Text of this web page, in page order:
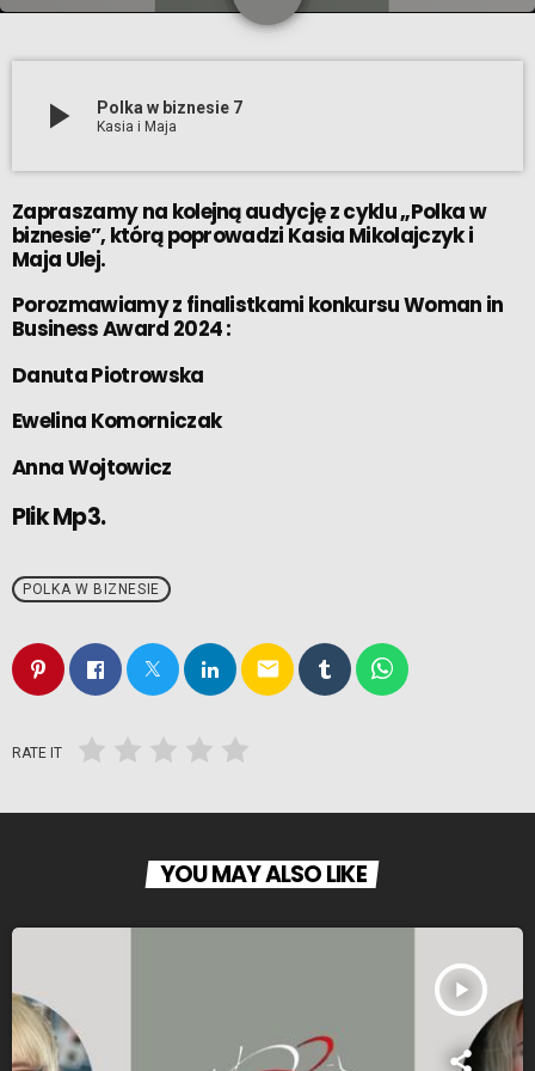
play_arrow Polka w biznesie 7
Kasia i Maja
Zapraszamy na kolejną audycję z cyklu „Polka w
biznesie”, którą poprowadzi Kasia Mikolajczyki
Maja Ulej.
Porozmawiamy z finalistkami konkursu Woman in
Business Award 2024 :
Danuta Piotrowska
Ewelina Komorniczak
Anna Wojtowicz
Plik Mp3.
POLKA W BIZNESIE
email
RATE IT
YOU MAY ALSO LIKE
play_arrow